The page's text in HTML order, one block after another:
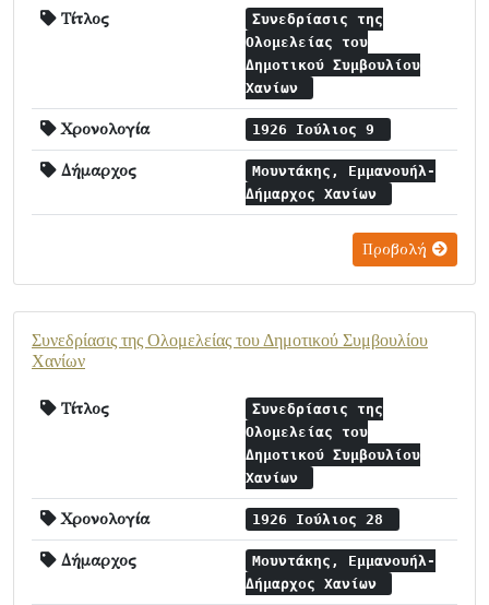
Τίτλος
Συνεδρίασις της
Ολομελείας του
Δημοτικού Συμβουλίου
Χανίων
Χρονολογία 1926 Ιούλιος 9
Δήμαρχος
Μουντάκης, Εμμανουήλ-
Δήμαρχος Χανίων
Προβολή
Συνεδρίασις της Ολομελείας του Δημοτικού Συμβουλίου
Χανίων
Τίτλος
Συνεδρίασις της
Ολομελείας του
Δημοτικού Συμβουλίου
Χανίων
Χρονολογία 1926 Ιούλιος 28
Δήμαρχος
Μουντάκης, Εμμανουήλ-
Δήμαρχος Χανίων